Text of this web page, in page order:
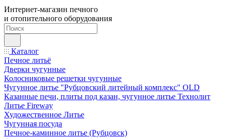
Интернет-магазин печного
и отопительного оборудования
Каталог
Печное литьё
Дверки чугунные
Колосниковые решетки чугунные
Чугунное литье "Рубцовский литейный комплекс" OLD
Казанные печи, плиты под казан, чугунное литье Технолит
Литье Fireway
Художественное Литье
Чугунная посуда
Печное-каминное литье (Рубцовск)